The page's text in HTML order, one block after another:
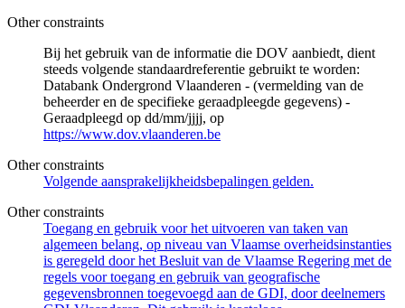
Other constraints
Bij het gebruik van de informatie die DOV aanbiedt, dient
steeds volgende standaardreferentie gebruikt te worden:
Databank Ondergrond Vlaanderen - (vermelding van de
beheerder en de specifieke geraadpleegde gegevens) -
Geraadpleegd op dd/mm/jjjj, op
https://www.dov.vlaanderen.be
Other constraints
Volgende aansprakelijkheidsbepalingen gelden.
Other constraints
Toegang en gebruik voor het uitvoeren van taken van
algemeen belang, op niveau van Vlaamse overheidsinstanties
is geregeld door het Besluit van de Vlaamse Regering met de
regels voor toegang en gebruik van geografische
gegevensbronnen toegevoegd aan de GDI, door deelnemers